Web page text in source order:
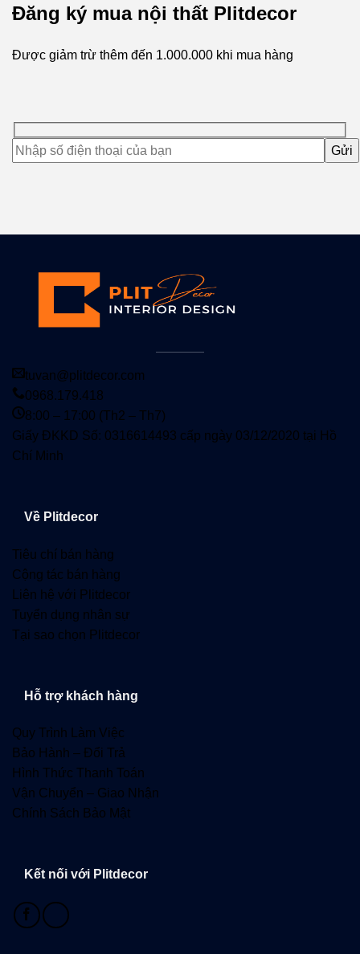
Đăng ký mua nội thất Plitdecor
Được giảm trừ thêm đến 1.000.000 khi mua hàng
tuvan@plitdecor.com
0968.179.418
8:00 – 17:00 (Th2 – Th7)
Giấy ĐKKD Số: 0316614493 cấp ngày 03/12/2020 tại Hồ
Chí Minh
Về Plitdecor
Tiêu chí bán hàng
Cộng tác bán hàng
Liên hệ với Plitdecor
Tuyển dụng nhân sự
Tại sao chọn Plitdecor
Hỗ trợ khách hàng
Quy Trình Làm Việc
Bảo Hành – Đổi Trả
Hình Thức Thanh Toán
Vận Chuyển – Giao Nhận
Chính Sách Bảo Mật
Kết nối với Plitdecor